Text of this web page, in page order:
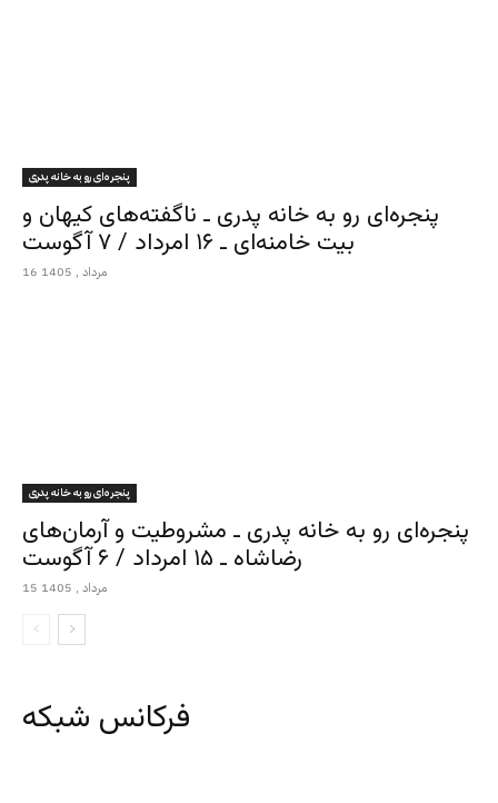
پنجره‌ای رو به خانه پدری
پنجره‌ای رو به خانه پدری ـ ناگفته‌های کیهان و
بیت خامنه‌ای ـ ۱۶ امرداد / ۷ آگوست
16 مرداد , 1405
پنجره‌ای رو به خانه پدری
پنجره‌ای رو به خانه پدری ـ مشروطیت و آرمان‌های
رضاشاه ـ ۱۵ امرداد / ۶ آگوست
15 مرداد , 1405
فرکانس شبکه